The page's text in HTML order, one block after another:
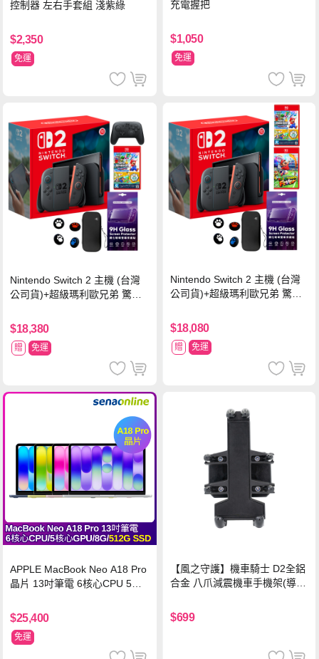
控制器 左右手套組 淺紫綠
$2,350
免運
充電握把
$1,050
免運
Nintendo Switch 2 主機 (台灣
公司貨)+超級瑪利歐兄弟 驚奇
器
$18,380
贈 免運
Nintendo Switch 2 主機 (台灣
公司貨)+超級瑪利歐兄弟 驚奇
球 狂熱 中文版
$18,080
贈 免運
APPLE MacBook Neo A18 Pro
晶片 13吋筆電 6核心CPU 5核
$25,400
免運
【風之守護】機車騎士 D2全鋁
合金 八爪減震機車手機架(導航
族)
$699